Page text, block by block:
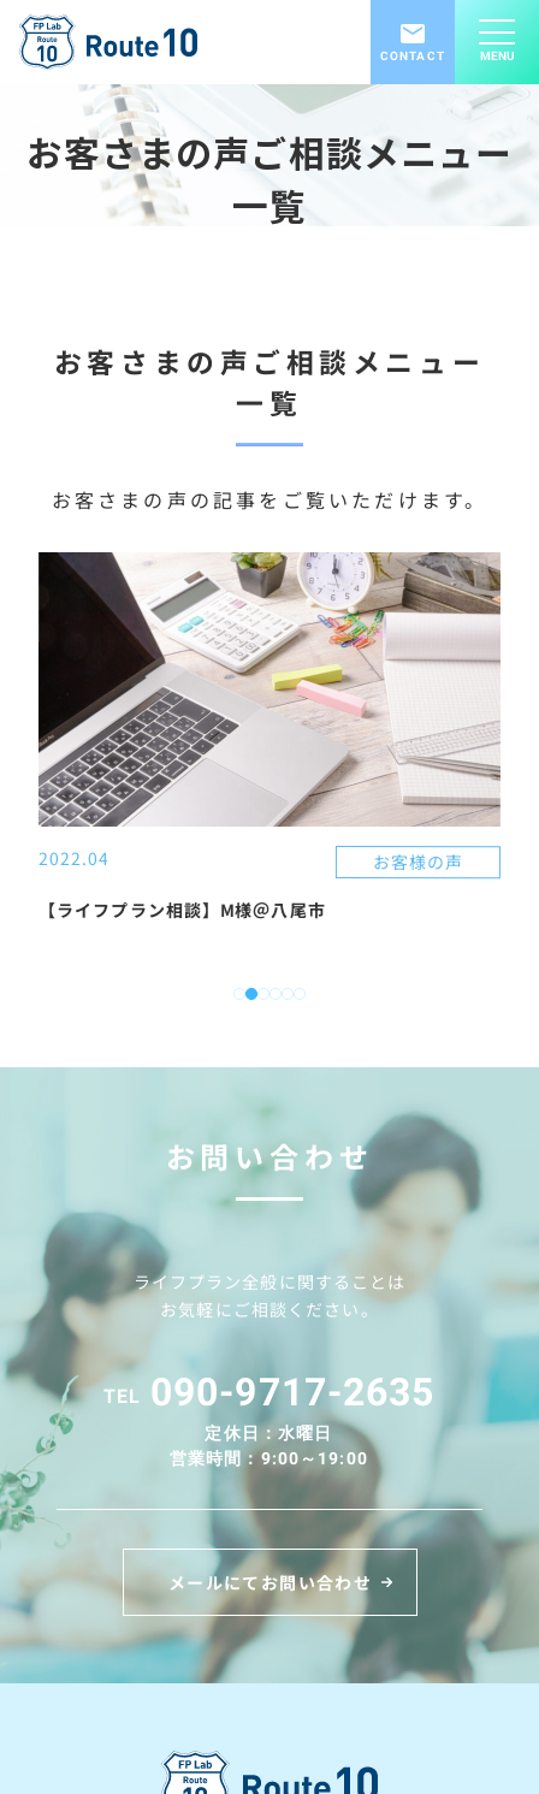
CONTACT MENU
お客さまの声ご相談メニュー
一覧
お客さまの声ご相談メニュー
一覧
お客さまの声の記事をご覧いただけます。
左右に指をスワイプしてください。
2022.04 お客様の声
【ライフプラン相談】M様＠八尾市
お問い合わせ
ライフプラン全般に関することは
お気軽にご相談ください。
TEL 090-9717-2635
定休日：水曜日
営業時間：9:00～19:00
メールにてお問い合わせ